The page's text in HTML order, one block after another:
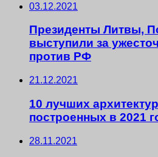
03.12.2021
Президенты Литвы,
выступили за
против РФ
21.12.2021
10 лучших
построенных в 2021
28.11.2021